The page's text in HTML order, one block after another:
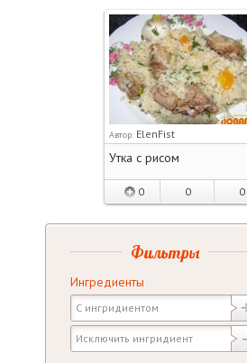
Автор: ElenFist
Утка с рисом
0 0 0
Фильтры
Ингредиенты